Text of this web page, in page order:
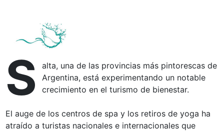
S
alta, una de las provincias más pintorescas de
Argentina, está experimentando un notable
crecimiento en el turismo de bienestar.
El auge de los centros de spa y los retiros de yoga ha
atraído a turistas nacionales e internacionales que